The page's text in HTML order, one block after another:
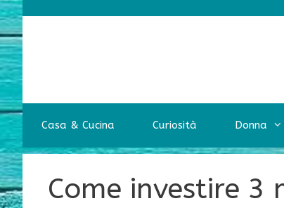
Vai
al
contenuto
Casa & Cucina Curiosità Donna
Come investire 3